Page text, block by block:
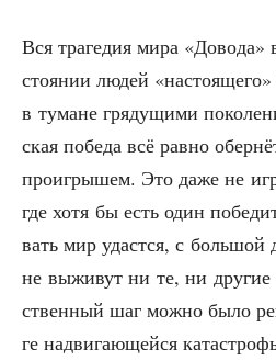
Вся тра­ге­дия мира
сто­я­нии людей
в тумане гря­ду­щи­ми
ская побе­да всё рав­но
про­иг­ры­шем. Это даже не
где хотя бы есть один
вать мир удаст­ся, с боль­шой
не выжи­вут ни те, ни
ствен­ный шаг мож­но было
ге надви­га­ю­щей­ся